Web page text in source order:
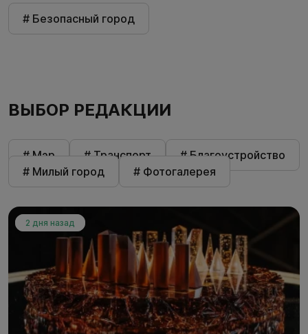
# Безопасный город
ВЫБОР РЕДАКЦИИ
# Мэр # Транспорт
# Благоустройство
# Милый город
# Фотогалерея
2 дня назад